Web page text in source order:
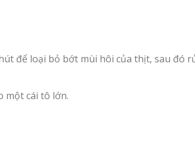
để loại bỏ bớt mùi hôi của thịt, sau đó
một cái tô lớn.